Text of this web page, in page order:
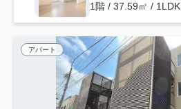
1階 / 37.59㎡ / 1LDK
アパート